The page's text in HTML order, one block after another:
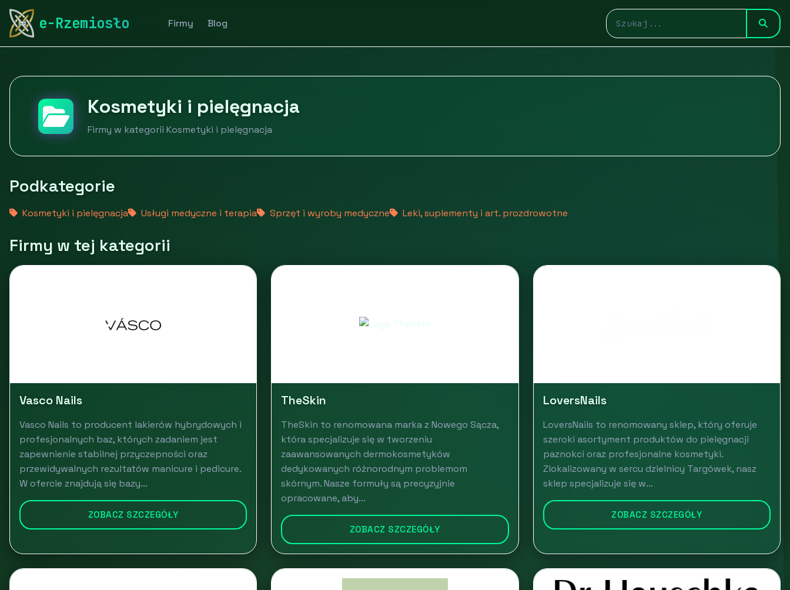
e-Rzemiosło Firmy Blog
rymarstwo-poznan.pl
Kosmetyki i pielęgnacja
Firmy w kategorii Kosmetyki i pielęgnacja
Podkategorie
Kosmetyki i pielęgnacja Usługi medyczne i terapia Sprzęt i wyroby medyczne Leki, suplementy i art. prozdrowotne
Firmy w tej kategorii
Vasco Nails
Vasco Nails to producent lakierów hybrydowych i
profesjonalnych baz, których zadaniem jest
zapewnienie stabilnej przyczepności oraz
przewidywalnych rezultatów manicure i pedicure.
W ofercie znajdują się bazy...
ZOBACZ SZCZEGÓŁY
TheSkin
TheSkin to renomowana marka z Nowego Sącza,
która specjalizuje się w tworzeniu
zaawansowanych dermokosmetyków
dedykowanych różnorodnym problemom
skórnym. Nasze formuły są precyzyjnie
opracowane, aby...
ZOBACZ SZCZEGÓŁY
LoversNails
LoversNails to renomowany sklep, który oferuje
szeroki asortyment produktów do pielęgnacji
paznokci oraz profesjonalne kosmetyki.
Zlokalizowany w sercu dzielnicy Targówek, nasz
sklep specjalizuje się w...
ZOBACZ SZCZEGÓŁY